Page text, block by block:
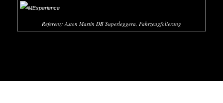
Referenz: Aston Martin DB Superleggera, Fahrzeugfolierung